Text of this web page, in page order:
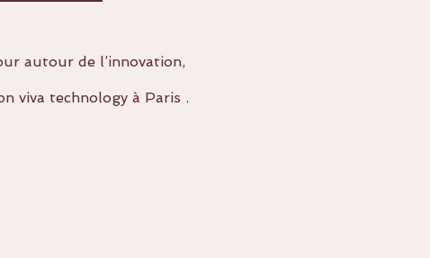
autour de l’innovation,
viva technology à Paris .